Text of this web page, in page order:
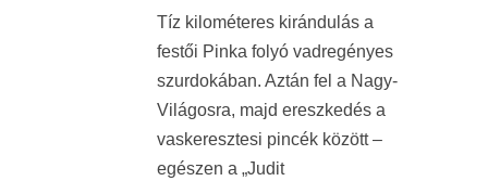
Tíz kilométeres kirándulás a
festői Pinka folyó vadregényes
szurdokában. Aztán fel a Nagy-
Világosra, majd ereszkedés a
vaskeresztesi pincék között –
egészen a „Judit